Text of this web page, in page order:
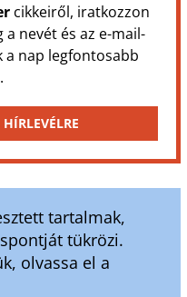
cikkeiről, iratkozzon
nevét és az e-mail-
a nap legfontosabb
tartalmak,
tükrözi.
olvassa el a